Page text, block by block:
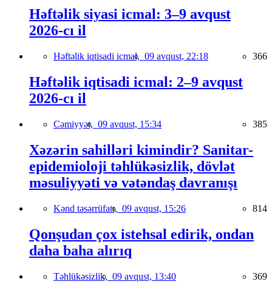
Həftəlik siyasi icmal: 3–9 avqust
2026-cı il
Həftəlik iqtisadi icmal, 09 avqust, 22:18 366
Həftəlik iqtisadi icmal: 2–9 avqust
2026-cı il
Cəmiyyət, 09 avqust, 15:34 385
Xəzərin sahilləri kimindir? Sanitar-
epidemioloji təhlükəsizlik, dövlət
məsuliyyəti və vətəndaş davranışı
Kənd təsərrüfatı, 09 avqust, 15:26 814
Qonşudan çox istehsal edirik, ondan
daha baha alırıq
Təhlükəsizlik, 09 avqust, 13:40 369